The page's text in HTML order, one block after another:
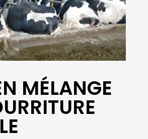
A TESTÉ
AU SILO
de ses
stable durant la
: P. GERARDIN
complet de sa
à l’avance.